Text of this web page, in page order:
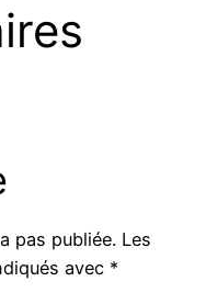
pas publiée. Les
avec *